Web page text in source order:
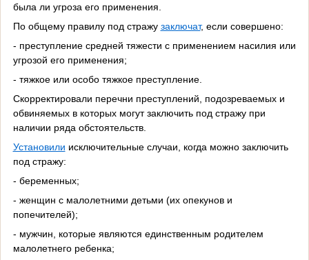
была ли угроза его применения.
По общему правилу под стражу заключат, если совершено:
- преступление средней тяжести с применением насилия или
угрозой его применения;
- тяжкое или особо тяжкое преступление.
Скорректировали перечни преступлений, подозреваемых и
обвиняемых в которых могут заключить под стражу при
наличии ряда обстоятельств.
Установили исключительные случаи, когда можно заключить
под стражу:
- беременных;
- женщин с малолетними детьми (их опекунов и
попечителей);
- мужчин, которые являются единственным родителем
малолетнего ребенка;